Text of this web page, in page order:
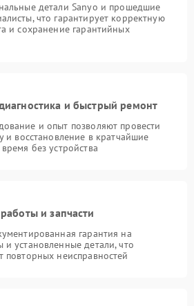
детали Sanyo и прошедшие
что гарантирует корректную
и сохранение гарантийных
и быстрый ремонт
и опыт позволяют провести
и восстановление в кратчайшие
без устройства
и запчасти
гарантия на
установленные детали, что
повторных неисправностей